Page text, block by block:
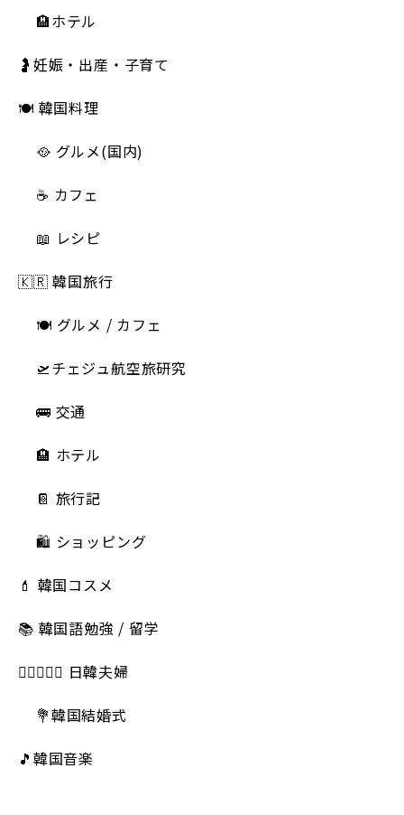
🏨ホテル
🤰妊娠・出産・子育て
🍽 韓国料理
🥘 グルメ(国内)
☕️ カフェ
📖 レシピ
🇰🇷 韓国旅行
🍽 グルメ / カフェ
🛫チェジュ航空旅研究
🚌 交通
🏨 ホテル
📔 旅行記
🛍️ ショッピング
💄 韓国コスメ
📚 韓国語勉強 / 留学
👩🏻‍❤️‍👨🏻 日韓夫婦
💐韓国結婚式
🎵韓国音楽